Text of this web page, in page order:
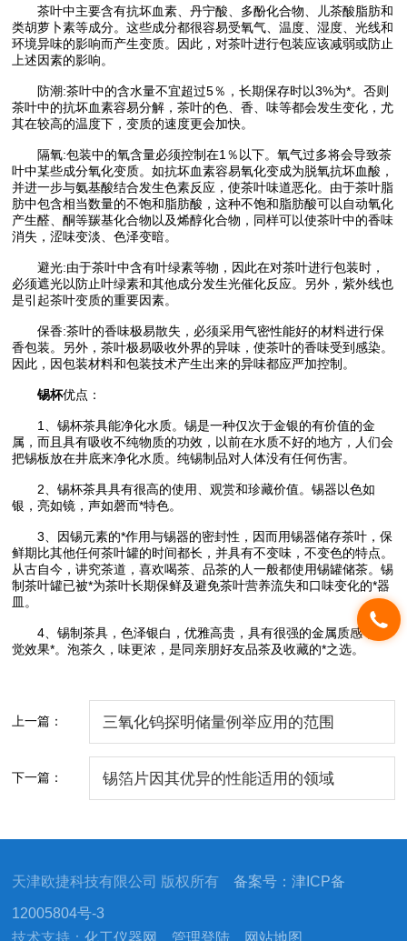
茶叶中主要含有抗坏血素、丹宁酸、多酚化合物、儿茶酸脂肪和
类胡萝卜素等成分。这些成分都很容易受氧气、温度、湿度、光线和
环境异味的影响而产生变质。因此，对茶叶进行包装应该减弱或防止
上述因素的影响。
防潮:茶叶中的含水量不宜超过5％，长期保存时以3%为*。否则
茶叶中的抗坏血素容易分解，茶叶的色、香、味等都会发生变化，尤
其在较高的温度下，变质的速度更会加快。
隔氧:包装中的氧含量必须控制在1％以下。氧气过多将会导致茶
叶中某些成分氧化变质。如抗坏血素容易氧化变成为脱氧抗坏血酸，
并进一步与氨基酸结合发生色素反应，使茶叶味道恶化。由于茶叶脂
肪中包含相当数量的不饱和脂肪酸，这种不饱和脂肪酸可以自动氧化
产生醛、酮等羰基化合物以及烯醇化合物，同样可以使茶叶中的香味
消失，涩味变淡、色泽变暗。
避光:由于茶叶中含有叶绿素等物，因此在对茶叶进行包装时，
必须遮光以防止叶绿素和其他成分发生光催化反应。另外，紫外线也
是引起茶叶变质的重要因素。
保香:茶叶的香味极易散失，必须采用气密性能好的材料进行保
香包装。另外，茶叶极易吸收外界的异味，使茶叶的香味受到感染。
因此，因包装材料和包装技术产生出来的异味都应严加控制。
锡杯优点：
1、锡杯茶具能净化水质。锡是一种仅次于金银的有价值的金
属，而且具有吸收不纯物质的功效，以前在水质不好的地方，人们会
把锡板放在井底来净化水质。纯锡制品对人体没有任何伤害。
2、锡杯茶具具有很高的使用、观赏和珍藏价值。锡器以色如
银，亮如镜，声如磬而*特色。
3、因锡元素的*作用与锡器的密封性，因而用锡器储存茶叶，保
鲜期比其他任何茶叶罐的时间都长，并具有不变味，不变色的特点。
从古自今，讲究茶道，喜欢喝茶、品茶的人一般都使用锡罐储茶。锡
制茶叶罐已被*为茶叶长期保鲜及避免茶叶营养流失和口味变化的*器
皿。
4、锡制茶具，色泽银白，优雅高贵，具有很强的金属质感，视
觉效果*。泡茶久，味更浓，是同亲朋好友品茶及收藏的*之选。
上一篇： 三氧化钨探明储量例举应用的范围
下一篇： 锡箔片因其优异的性能适用的领域
天津欧捷科技有限公司 版权所有备案号：津ICP备
12005804号-3
技术支持：化工仪器网 管理登陆 网站地图